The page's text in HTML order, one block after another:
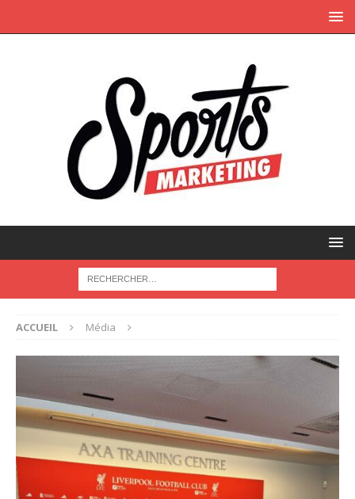
ACCUEIL Média